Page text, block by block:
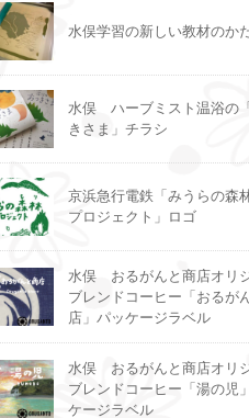
水俣学習の新しい教材のか
水俣 ハーブミスト温浴の
きさま」チラシ
京浜急行電鉄「みうらの森
プロジェクト」ロゴ
水俣 おるがんと商店オリ
ブレンドコーヒー「おるが
店」パッケージラベル
水俣 おるがんと商店オリ
ブレンドコーヒー「湯の児
ケージラベル